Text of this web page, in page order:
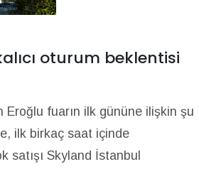
oturum beklentisi
fuarın ilk gününe ilişkin şu
ilk birkaç saat içinde
satışı Skyland İstanbul